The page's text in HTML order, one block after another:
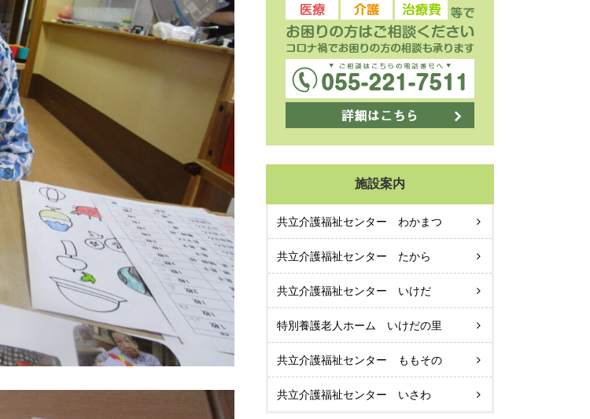
施設案内
共立介護福祉センター わかまつ
共立介護福祉センター たから
共立介護福祉センター いけだ
特別養護老人ホーム いけだの里
共立介護福祉センター ももその
共立介護福祉センター いさわ